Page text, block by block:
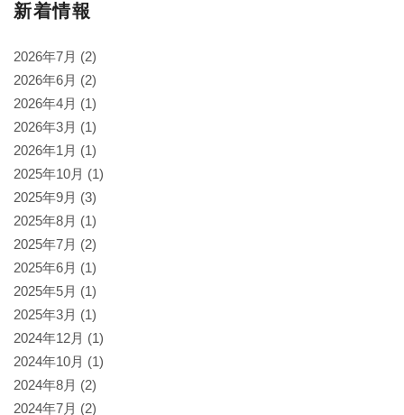
新着情報
2026年7月 (2)
2026年6月 (2)
2026年4月 (1)
2026年3月 (1)
2026年1月 (1)
2025年10月 (1)
2025年9月 (3)
2025年8月 (1)
2025年7月 (2)
2025年6月 (1)
2025年5月 (1)
2025年3月 (1)
2024年12月 (1)
2024年10月 (1)
2024年8月 (2)
2024年7月 (2)